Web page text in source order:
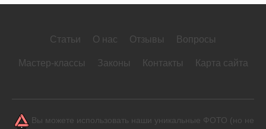
Статьи О нас Отзывы Вопросы
Мастер-классы Законы Контакты Карта сайта
Вы можете использовать наши уникальные ФОТО (но не